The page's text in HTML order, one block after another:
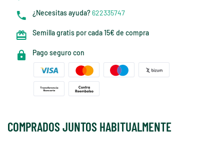
¿Necesitas ayuda?622335747
Semilla gratis por cada 15€ de compra
Pago seguro con
COMPRADOS JUNTOS HABITUALMENTE